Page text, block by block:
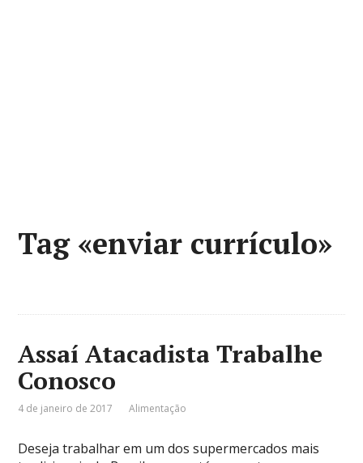
Tag «enviar currículo»
Assaí Atacadista Trabalhe
Conosco
4 de janeiro de 2017 Alimentação
Deseja trabalhar em um dos supermercados mais